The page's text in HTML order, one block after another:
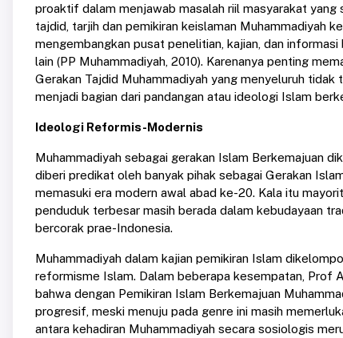
proaktif dalam menjawab masalah riil masyarakat
tajdid, tarjih dan pemikiran keislaman Muhammadiyah
mengembangkan pusat penelitian, kajian, dan
lain (PP Muhammadiyah, 2010). Karenanya penting
Gerakan Tajdid Muhammadiyah yang menyeluruh
menjadi bagian dari pandangan atau ideologi Islam
Ideologi Reformis-Modernis
Muhammadiyah sebagai gerakan Islam Berkemajuan
diberi predikat oleh banyak pihak sebagai Gerakan
memasuki era modern awal abad ke-20. Kala itu
penduduk terbesar masih berada dalam kebudayaan
bercorak prae-Indonesia.
Muhammadiyah dalam kajian pemikiran Islam
reformisme Islam. Dalam beberapa kesempatan, Prof
bahwa dengan Pemikiran Islam Berkemajuan
progresif, meski menuju pada genre ini masih
antara kehadiran Muhammadiyah secara sosiologis